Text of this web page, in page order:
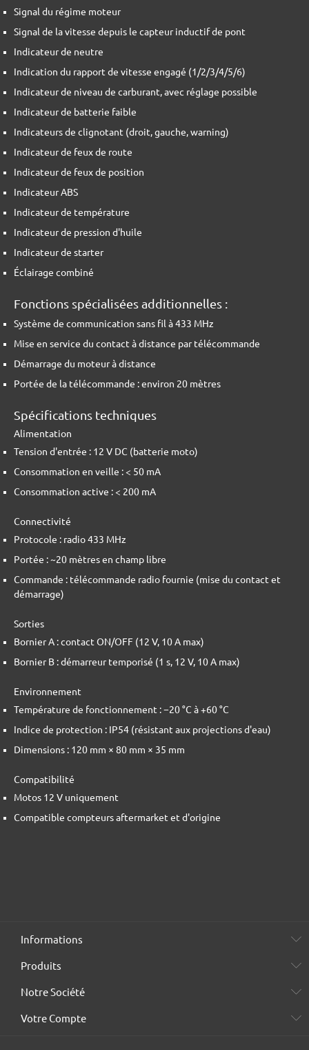
Signal du régime moteur
Signal de la vitesse depuis le capteur inductif de pont
Indicateur de neutre
Indication du rapport de vitesse engagé (1/2/3/4/5/6)
Indicateur de niveau de carburant, avec réglage possible
Indicateur de batterie faible
Indicateurs de clignotant (droit, gauche, warning)
Indicateur de feux de route
Indicateur de feux de position
Indicateur ABS
Indicateur de température
Indicateur de pression d'huile
Indicateur de starter
Éclairage combiné
Fonctions spécialisées additionnelles :
Système de communication sans fil à 433 MHz
Mise en service du contact à distance par télécommande
Démarrage du moteur à distance
Portée de la télécommande : environ 20 mètres
Spécifications techniques
Alimentation
Tension d'entrée : 12 V DC (batterie moto)
Consommation en veille : < 50 mA
Consommation active : < 200 mA
Connectivité
Protocole : radio 433 MHz
Portée : ~20 mètres en champ libre
Commande : télécommande radio fournie (mise du contact et
démarrage)
Sorties
Bornier A : contact ON/OFF (12 V, 10 A max)
Bornier B : démarreur temporisé (1 s, 12 V, 10 A max)
Environnement
Température de fonctionnement : −20 °C à +60 °C
Indice de protection : IP54 (résistant aux projections d'eau)
Dimensions : 120 mm × 80 mm × 35 mm
Compatibilité
Motos 12 V uniquement
Compatible compteurs aftermarket et d'origine
Informations
Produits
Notre Société
Votre Compte